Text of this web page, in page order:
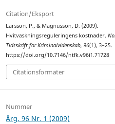
Citation/Eksport
Larsson, P., & Magnusson, D. (2009).
Hvitvaskningsreguleringens kostnader.
Tidsskrift for Kriminalvidenskab,96(1), 3–25.
https://doi.org/10.7146/ntfk.v96i1.71728
Citationsformater
Nummer
Årg. 96 Nr. 1 (2009)